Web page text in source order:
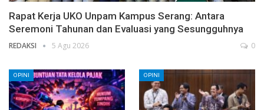
Rapat Kerja UKO Unpam Kampus Serang: Antara
Seremoni Tahunan dan Evaluasi yang Sesungguhnya
REDAKSI 5 Agu 2026 0
OPINI OPINI